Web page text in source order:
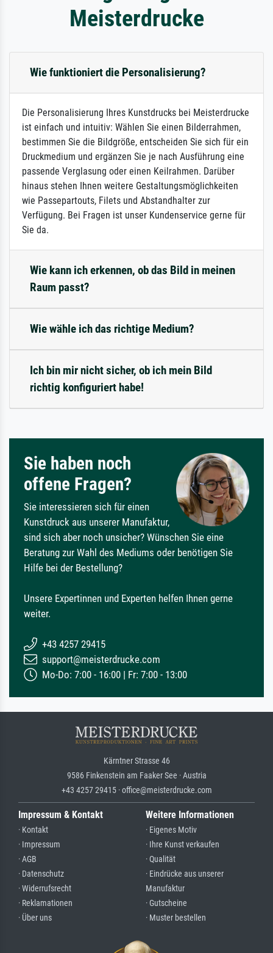
Meisterdrucke
Wie funktioniert die Personalisierung?
Die Personalisierung Ihres Kunstdrucks bei Meisterdrucke
ist einfach und intuitiv: Wählen Sie einen Bilderrahmen,
bestimmen Sie die Bildgröße, entscheiden Sie sich für ein
Druckmedium und ergänzen Sie je nach Ausführung eine
passende Verglasung oder einen Keilrahmen. Darüber
hinaus stehen Ihnen weitere Gestaltungsmöglichkeiten
wie Passepartouts, Filets und Abstandhalter zur
Verfügung. Bei Fragen ist unser Kundenservice gerne für
Sie da.
Wie kann ich erkennen, ob das Bild in meinen
Raum passt?
Wie wähle ich das richtige Medium?
Ich bin mir nicht sicher, ob ich mein Bild
richtig konfiguriert habe!
Sie haben noch
offene Fragen?
Sie interessieren sich für einen
Kunstdruck aus unserer Manufaktur,
sind sich aber noch unsicher? Wünschen Sie eine
Beratung zur Wahl des Mediums oder benötigen Sie
Hilfe bei der Bestellung?
Unsere Expertinnen und Experten helfen Ihnen gerne
weiter.
+43 4257 29415
support@meisterdrucke.com
Mo-Do: 7:00 - 16:00 | Fr: 7:00 - 13:00
Kärntner Strasse 46
9586 Finkenstein am Faaker See · Austria
+43 4257 29415 · office@meisterdrucke.com
Impressum & Kontakt
· Kontakt
· Impressum
· AGB
· Datenschutz
· Widerrufsrecht
· Reklamationen
· Über uns
Weitere Informationen
· Eigenes Motiv
· Ihre Kunst verkaufen
· Qualität
· Eindrücke aus unserer
Manufaktur
· Gutscheine
· Muster bestellen